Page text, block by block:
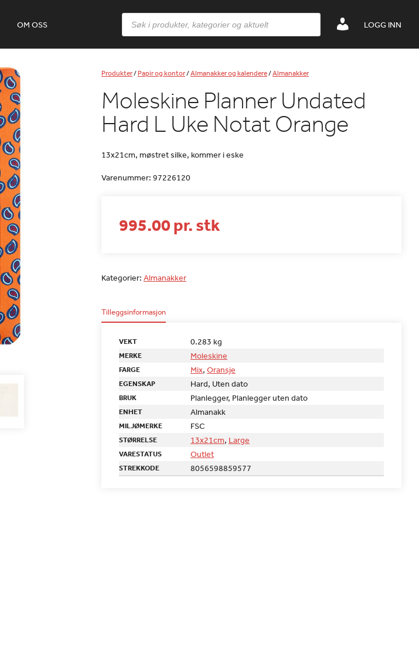
OM OSS LOGG INN
Products
search
Produkter/Papir og kontor/Almanakker og kalendere/Almanakker
Moleskine Planner Undated
Hard L Uke Notat Orange
13x21cm, møstret silke, kommer i eske
Varenummer: 97226120
995.00 pr. stk
Kategorier: Almanakker
Tilleggsinformasjon
VEKT 0.283 kg
MERKE Moleskine
FARGE Mix, Oransje
EGENSKAP Hard, Uten dato
BRUK Planlegger, Planlegger uten dato
ENHET Almanakk
MILJØMERKE FSC
STØRRELSE 13x21cm, Large
VARESTATUS Outlet
STREKKODE 8056598859577